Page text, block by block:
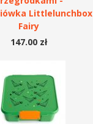
Littlelunchbox
Fairy
147.00 zł